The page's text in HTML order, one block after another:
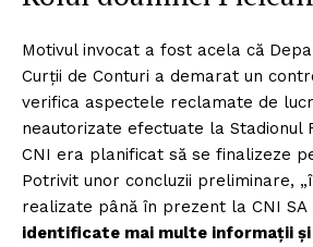
Motivul invocat a fost acela că
Curții de Conturi a demarat un
verifica aspectele reclamate de
neautorizate efectuate la Stadionul
CNI era planificat să se finalizeze
Potrivit unor concluzii preliminare,
realizate până în prezent la CNI SA
identificate mai multe informații